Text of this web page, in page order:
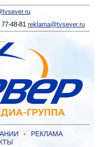
48-81 reklama@tvsever.ru
РЕКЛАМА